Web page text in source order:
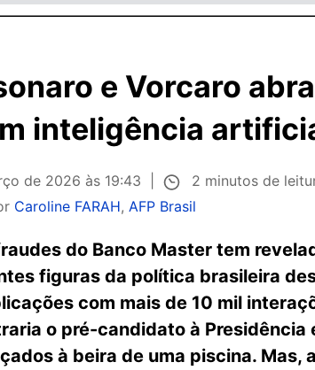
e Vorcaro
inteligência
de 2026 às 19:43
2 minutos de
Caroline FARAH, AFP Brasil
do Banco Master tem
figuras da política brasileira
com mais de 10 mil
o pré-candidato à Presidência
à beira de uma piscina. Mas,